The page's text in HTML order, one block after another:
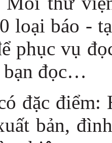
loại báo -
phục vụ
bạn đọc…
đặc điểm:
bản,